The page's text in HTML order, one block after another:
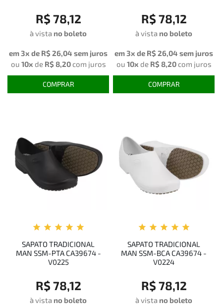
R$ 78,12
à vista no boleto
em 3x de R$ 26,04 sem juros
ou 10x de R$ 8,20 com juros
COMPRAR
R$ 78,12
à vista no boleto
em 3x de R$ 26,04 sem juros
ou 10x de R$ 8,20 com juros
COMPRAR
SAPATO TRADICIONAL
MAN SSM-PTA CA39674 -
V0225
R$ 78,12
à vista no boleto
SAPATO TRADICIONAL
MAN SSM-BCA CA39674 -
V0224
R$ 78,12
à vista no boleto